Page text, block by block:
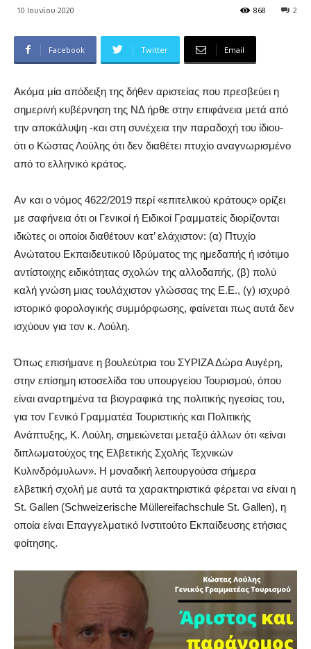
10 Ιουνίου 2020 2
868
Facebook Twitter Email
Ακόμα μία απόδειξη της δήθεν αριστείας που πρεσβεύει η
σημερινή κυβέρνηση της ΝΔ ήρθε στην επιφάνεια μετά από
την αποκάλυψη -και στη συνέχεια την παραδοχή του ίδιου-
ότι ο Κώστας Λούλης ότι δεν διαθέτει πτυχίο αναγνωρισμένο
από το ελληνικό κράτος.
Αν και ο νόμος 4622/2019 περί «επιτελικού κράτους» ορίζει
με σαφήνεια ότι οι Γενικοί ή Ειδικοί Γραμματείς διορίζονται
ιδιώτες οι οποίοι διαθέτουν κατ’ ελάχιστον: (α) Πτυχίο
Ανώτατου Εκπαιδευτικού Ιδρύματος της ημεδαπής ή ισότιμο
αντίστοιχης ειδικότητας σχολών της αλλοδαπής, (β) πολύ
καλή γνώση μιας τουλάχιστον γλώσσας της Ε.Ε., (γ) ισχυρό
ιστορικό φορολογικής συμμόρφωσης, φαίνεται πως αυτά δεν
ισχύουν για τον κ. Λούλη.
Όπως επισήμανε η βουλεύτρια του ΣΥΡΙΖΑ Δώρα Αυγέρη,
στην επίσημη ιστοσελίδα του υπουργείου Τουρισμού, όπου
είναι αναρτημένα τα βιογραφικά της πολιτικής ηγεσίας του,
για τον Γενικό Γραμματέα Τουριστικής και Πολιτικής
Ανάπτυξης, Κ. Λούλη, σημειώνεται μεταξύ άλλων ότι «είναι
διπλωματούχος της Ελβετικής Σχολής Τεχνικών
Κυλινδρόμυλων». Η μοναδική λειτουργούσα σήμερα
ελβετική σχολή με αυτά τα χαρακτηριστικά φέρεται να είναι η
St. Gallen (Schweizerische Müllereifachschule St. Gallen), η
οποία είναι Επαγγελματικό Ινστιτούτο Εκπαίδευσης ετήσιας
φοίτησης.